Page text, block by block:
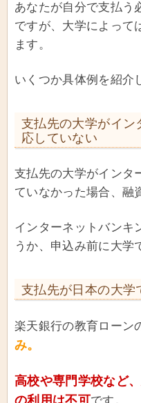
あなたが自分で支払う
ですが、大学によって
ます。
いくつか具体例を紹介
支払先の大学がイン
応していない
支払先の大学がインタ
ていなかった場合、融
インターネットバンキ
うか、申込み前に大学
支払先が日本の大学
楽天銀行の教育ローン
み。
高校や専門学校など